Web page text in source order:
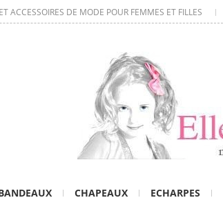
ACCESSOIRES DE MODE POUR FEMMES ET FILLES
CHAPEAUX ECHARPES